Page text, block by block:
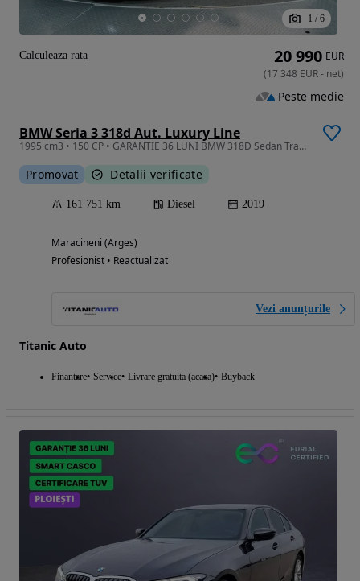
1 / 6
BMW Seria 3 318d Aut. Luxury Line
1995 cm3 • 150 CP • GARANTIE 36 LUNI BMW 318D Sedan Trapa Electrica Far LED TVA Deductibil
Promovat Detalii verificate
161 751 km Diesel 2019
Maracineni (Arges)
Profesionist • Reactualizat
Vezi anunțurile
Titanic Auto
Finantare Service Livrare gratuita (acasa) Buyback
20 990 EUR
(17 348 EUR- net)
Peste medie
Calculeaza rata